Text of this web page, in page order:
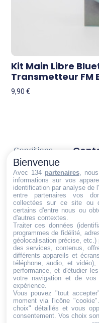
Kit Main Libre
Transmetteur FM
9,90€
Conditions
générales
de vente
Politique de
cookies
Politique de
confidentialité
Mentions
légales
Conditions de
retour et de
remboursement
Droit de
rétractation
Email:
Bienvenue
Avec 134 partenaires,
informations sur vos
identification par analyse de
entre partenaires vos
collectées sur ce site ou
certains d'entre nous ou
d'autres contextes.
Traiter ces données
programmes de fidélité,
géolocalisation précise, etc.)
des services, contenus,
différents appareils et
téléphone, audio, et
performance, et d'étudier
votre navigation et de vos
expérience.
Vous pouvez "tout
moment via l'icône "cookie"
choix" détaillés et vous
consentement. Vos choix